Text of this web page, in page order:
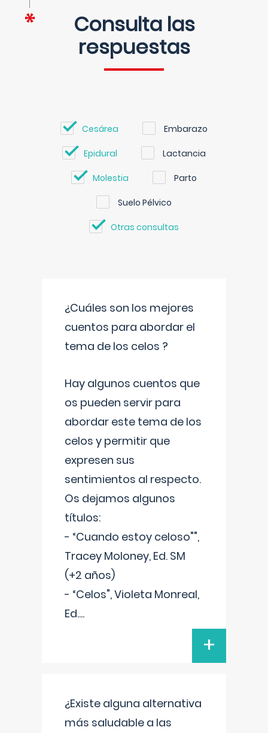
Consulta las
respuestas
Cesárea Embarazo
Epidural Lactancia
Molestia Parto
Suelo Pélvico
Otras consultas
¿Cuáles son los mejores
cuentos para abordar el
tema de los celos ?
Hay algunos cuentos que
os pueden servir para
abordar este tema de los
celos y permitir que
expresen sus
sentimientos al respecto.
Os dejamos algunos
títulos:
- “Cuando estoy celoso"",
Tracey Moloney, Ed. SM
(+2 años)
- “Celos", Violeta Monreal,
Ed....
+
¿Existe alguna alternativa
más saludable a las